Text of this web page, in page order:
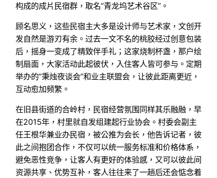
构成的成片民宿群，取名“青龙坞艺术谷区”。
顾名思义，这些民宿主大多是设计师与艺术家，文创开
发自然是游刃有余。过去一文不名的桃胶经过创意包装
后，摇身一变成了精致伴手礼；这家烧制杯盏，那户绘
制扇面，大家活动此起彼伏，入住客人皆可参与。定期
举办的“秉烛夜谈会”和业主联盟会，让彼此距离更近，
互动愈加频繁。
在旧县街道的合岭村，民宿经营氛围同样其乐融融，早
在2015年，村里就自发组建起行业协会。村委会副主
任王根华兼业办民宿，被公推为会长，他告诉记者，彼
此之间抱团合作，不仅可以统一服务标准和价格体系，
避免恶性竞争，让客人有更好的体验感，又可以彼此间
资源共享、优势互补，客人往往来了一趟后还会惦念着